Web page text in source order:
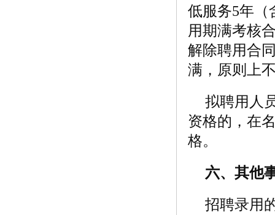
低服务5年（
用期满考核
解除聘用合
满，原则上
拟聘用人
资格的，在
格。
六、其他
招聘录用